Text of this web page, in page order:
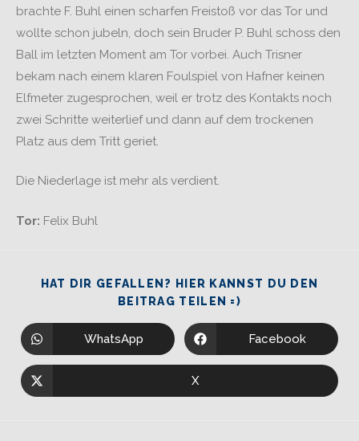
brachte F. Buhl einen scharfen Freistoß vor das Tor und
wollte schon jubeln, doch sein Bruder P. Buhl schoss den
Ball im letzten Moment am Tor vorbei. Auch Trisner
bekam nach einem klaren Foulspiel von Hafner keinen
Elfmeter zugesprochen, weil er trotz des Kontakts noch
zwei Schritte weiterlief und dann auf dem trockenen
Platz aus dem Tritt geriet.
Die Niederlage ist mehr als verdient.
Tor: Felix Buhl
HAT DIR GEFALLEN? HIER KANNST DU DEN
BEITRAG TEILEN =)
WhatsApp Facebook
X